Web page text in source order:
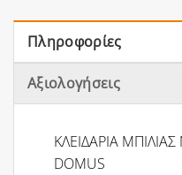
Πληροφορίες
Αξιολογήσεις
ΚΛΕΙΔΑΡΙΑ
DOMUS